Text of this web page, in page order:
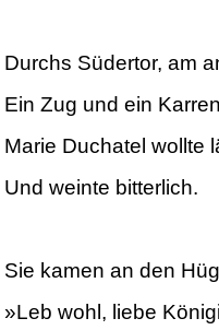
Durchs Südertor, am
Ein Zug und ein
Marie Duchatel wollte
Und weinte bitterlich.
Sie kamen an den
»Leb wohl, liebe